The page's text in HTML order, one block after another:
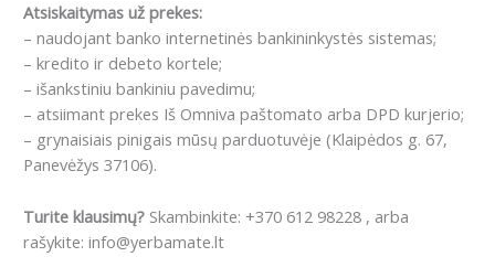
Atsiskaitymas už prekes:
– naudojant banko internetinės bankininkystės sistemas;
– kredito ir debeto kortele;
– išankstiniu bankiniu pavedimu;
– atsiimant prekes Iš Omniva paštomato arba DPD kurjerio;
– grynaisiais pinigais mūsų parduotuvėje (Klaipėdos g. 67,
Panevėžys 37106).
Turite klausimų? Skambinkite: +370 612 98228 , arba
rašykite: info@yerbamate.lt